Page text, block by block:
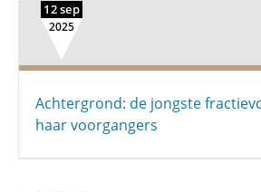
12 sep
2025
Achtergrond: de jongste
haar voorgangers